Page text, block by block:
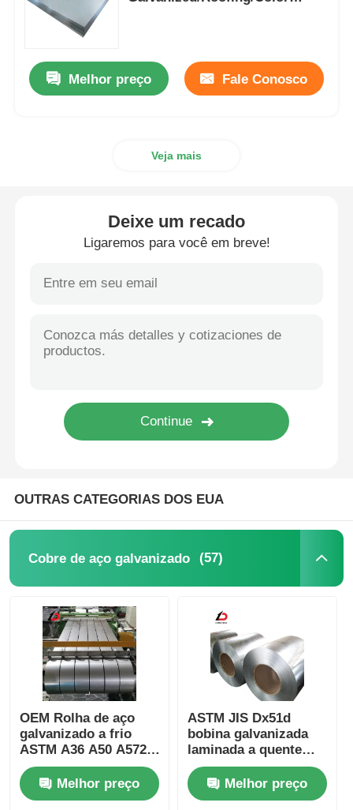
Bobina de aço de PPGI
Coil de aço carbono
pilha da chapa de aço
Barras de aço de reforço
barra de ângulo do aço carbono
Placa da folha do aço carbono
Tubos de aço
Tubos de aço galvanizados
Canal U de aço carbono
Barra lisa de aço carbono
Melhor preço
Fale Conosco
Veja mais
Deixe um recado
Ligaremos para você em breve!
OUTRAS CATEGORIAS DOS EUA
Cobre de aço galvanizado (57)
OEM Rolha de aço
galvanizado a frio
ASTM A36 A50 A572
A992 Z120 Z275
Melhor preço
ASTM JIS Dx51d
bobina galvanizada
laminada a quente
mergulhada com
revestimento normal
de spangle
Melhor preço